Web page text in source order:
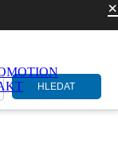
×
HLEDAT